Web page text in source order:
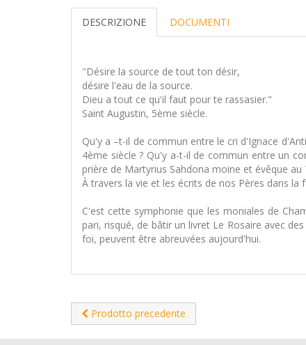
DESCRIZIONE DOCUMENTI
"Désire la source de tout ton désir,
désire l'eau de la source.
Dieu a tout ce qu'il faut pour te rassasier."
Saint Augustin, 5ème siècle.
Qu'y a –t-il de commun entre le cri d'Ignace
4ème siècle ? Qu'y a-t-il de commun entre un
prière de Martyrius Sahdona moine et évêque
À travers la vie et les écrits de nos Pères dans
C'est cette symphonie que les moniales de
pari, risqué, de bâtir un livret Le Rosaire avec
foi, peuvent être abreuvées aujourd'hui.
Prodotto precedente